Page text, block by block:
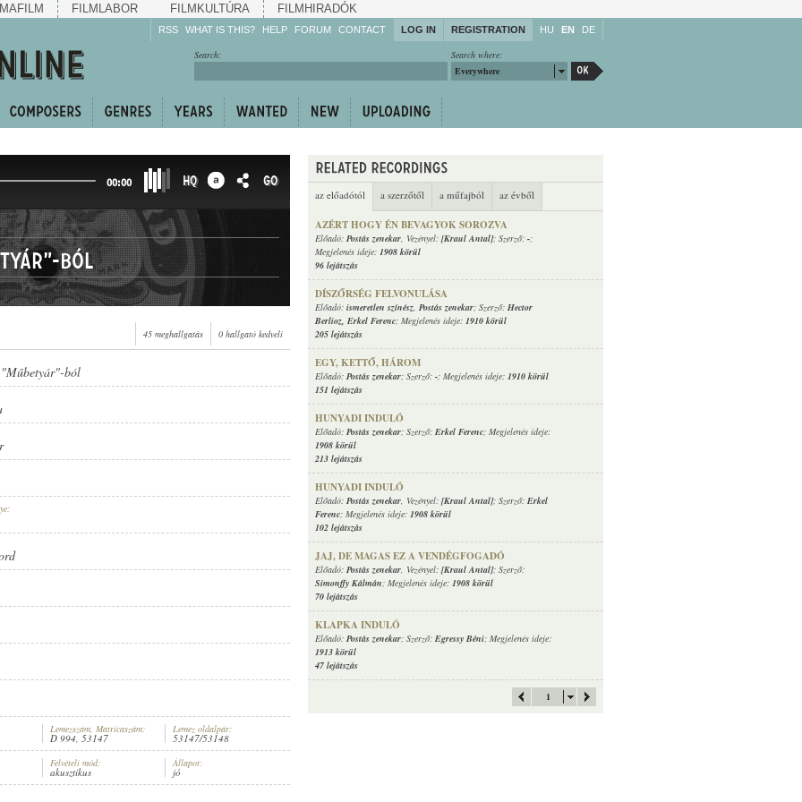
MAFILM FILMLABOR FILMKULTÚRA FILMHIRADÓK
RSS WHAT IS THIS? HELP
Enrich!
Share!
FORUM CONTACT LOG IN REGISTRATION HU EN DE
Search where:
Everywhere
Search:
az előadótól a szerzőtől a műfajból az évből
AZÉRT HOGY ÉN BEVAGYOK SOROZVA
Előadó: Postás zenekar, Vezényel: [Kraul Antal]; Szerző: -;
Megjelenés ideje: 1908 körül
96 lejátszás
DÍSZŐRSÉG FELVONULÁSA
Előadó: ismeretlen színész, Postás zenekar; Szerző: Hector
Berlioz, Erkel Ferenc; Megjelenés ideje: 1910 körül
205 lejátszás
EGY, KETTŐ, HÁROM
Előadó: Postás zenekar; Szerző: -; Megjelenés ideje: 1910 körül
151 lejátszás
HUNYADI INDULÓ
Előadó: Postás zenekar; Szerző: Erkel Ferenc; Megjelenés ideje:
1908 körül
213 lejátszás
HUNYADI INDULÓ
Előadó: Postás zenekar, Vezényel: [Kraul Antal]; Szerző: Erkel
Ferenc; Megjelenés ideje: 1908 körül
102 lejátszás
JAJ, DE MAGAS EZ A VENDÉGFOGADÓ
Előadó: Postás zenekar, Vezényel: [Kraul Antal]; Szerző:
Simonffy Kálmán; Megjelenés ideje: 1908 körül
70 lejátszás
KLAPKA INDULÓ
Előadó: Postás zenekar; Szerző: Egressy Béni; Megjelenés ideje:
1913 körül
47 lejátszás
1
00:00 HQ GO
ból
45 meghallgatás 0 hallgató kedveli
ból
Lemezszám, Matricaszám:
D 994, 53147
Lemez oldalpár:
53147/53148
Felvételi mód:
akusztikus
Állapot:
jó